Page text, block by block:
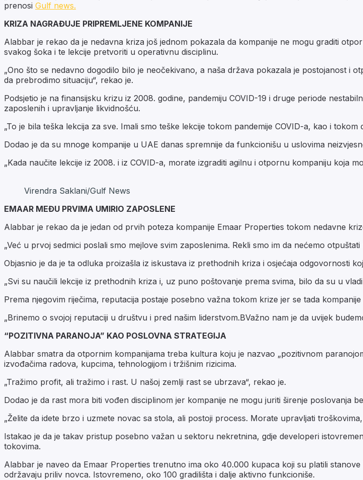
prenosi Gulf news.
KRIZA NAGRAĐUJE PRIPREMLJENE KOMPANIJE
Alabbar je rekao da je nedavna kriza još jednom pokazala da kompanije ne mogu graditi
svakog šoka i te lekcije pretvoriti u operativnu disciplinu.
„Ono što se nedavno dogodilo bilo je neočekivano, a naša država pokazala je postojanost i
da prebrodimo situaciju“, rekao je.
Podsjetio je na finansijsku krizu iz 2008. godine, pandemiju COVID-19 i druge periode
zaposlenih i upravljanje likvidnošću.
„To je bila teška lekcija za sve. Imali smo teške lekcije tokom pandemije COVID-a, kao i
Dodao je da su mnoge kompanije u UAE danas spremnije da funkcionišu u uslovima
„Kada naučite lekcije iz 2008. i iz COVID-a, morate izgraditi agilnu i otpornu kompaniju koja
Virendra Saklani/Gulf News
EMAAR MEĐU PRVIMA UMIRIO ZAPOSLENE
Alabbar je rekao da je jedan od prvih poteza kompanije Emaar Properties tokom nedavne
„Već u prvoj sedmici poslali smo mejlove svim zaposlenima. Rekli smo im da nećemo
Objasnio je da je ta odluka proizašla iz iskustava iz prethodnih kriza i osjećaja odgovornosti
„Svi su naučili lekcije iz prethodnih kriza i, uz puno poštovanje prema svima, bilo da su u
Prema njegovim riječima, reputacija postaje posebno važna tokom krize jer se tada
„Brinemo o svojoj reputaciji u društvu i pred našim liderstvom.BVažno nam je da uvijek
“POZITIVNA PARANOJA” KAO POSLOVNA STRATEGIJA
Alabbar smatra da otpornim kompanijama treba kultura koju je nazvao „pozitivnom
izvođačima radova, kupcima, tehnologijom i tržišnim rizicima.
„Tražimo profit, ali tražimo i rast. U našoj zemlji rast se ubrzava“, rekao je.
Dodao je da rast mora biti vođen disciplinom jer kompanije ne mogu juriti širenje poslovanja
„Želite da idete brzo i uzmete novac sa stola, ali postoji process. Morate upravljati
Istakao je da je takav pristup posebno važan u sektoru nekretnina, gdje developeri
tokovima.
Alabbar je naveo da Emaar Properties trenutno ima oko 40.000 kupaca koji su platili
održavaju priliv novca. Istovremeno, oko 100 gradilišta i dalje aktivno funkcioniše.